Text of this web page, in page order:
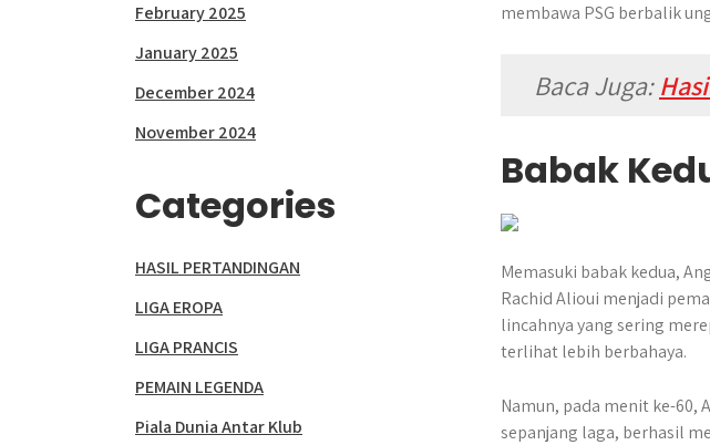
membawa PSG berbalik
Baca Juga:
Babak
Memasuki babak kedua,
Rachid Alioui menjadi
lincahnya yang sering
terlihat lebih berbahaya.
Namun, pada menit ke-60,
sepanjang laga, berhasil
February 2025
January 2025
December 2024
November 2024
Categories
HASIL PERTANDINGAN
LIGA EROPA
LIGA PRANCIS
PEMAIN LEGENDA
Piala Dunia Antar Klub